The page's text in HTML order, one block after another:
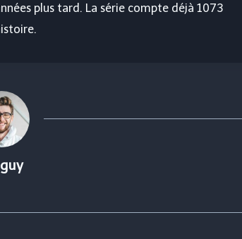
plus tard. La série compte déjà 1073